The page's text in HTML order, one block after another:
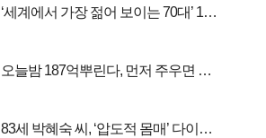
‘세계에서 가장 젊어 보이는 70대’ 1위
오늘밤 187억뿌린다, 먼저 주우면 최
83세 박혜숙 씨, ‘압도적 몸매’ 다이어